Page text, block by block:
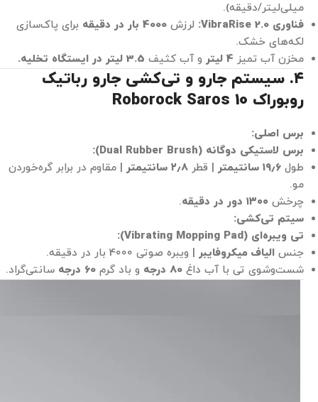
میلی‌لیتر/دقیقه).
فناوری VibraRise 2.0:
لرزش 4000 بار در دقیقه
برای پاک‌سازی
لکه‌های خشک.
مخزن آب تمیز
و آب کثیف 3.5 لیتر در ایستگاه تخلیه.
۴. سیستم جارو و تی‌کشی جارو رباتیک
روبوراک Roborock Saros 10
برس اصلی:
برس لاستیکی دوگانه (Dual Rubber Brush):
طول ۱۹٫۶ سانتیمتر | قطر ۲٫۸ سانتیمتر
| مقاوم در برابر گره‌خوردن
مو.
چرخش ۱۳۰۰ دور در دقیقه
.
سیتم تی‌کشی:
تی ویبره‌ای (Vibrating Mopping Pad):
جنس الیاف میکروفایبر | ویبره صوتی 4000 بار در دقیقه.
شست‌وشوی تی با آب داغ
و باد گرم سانتی‌گراد.